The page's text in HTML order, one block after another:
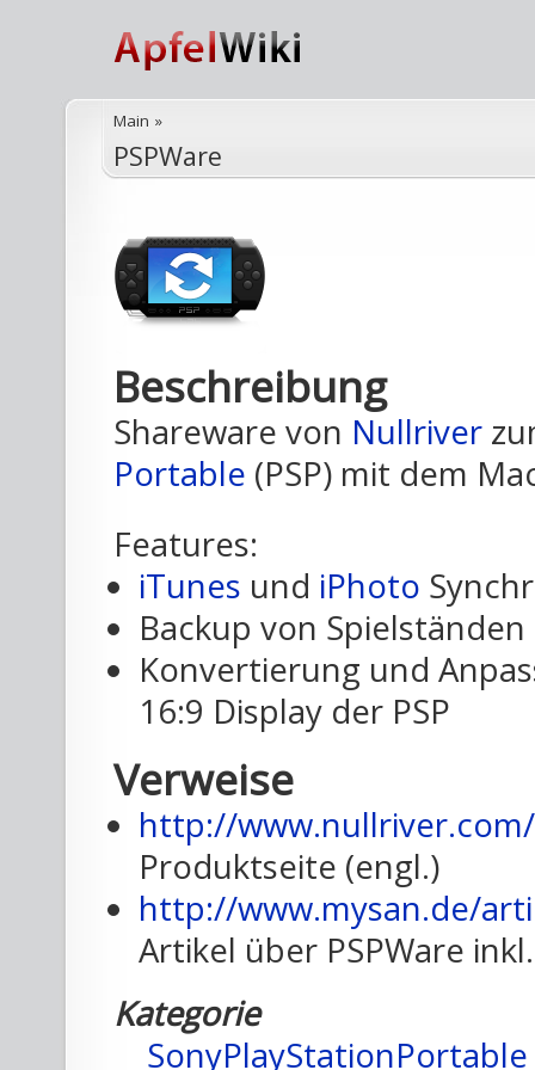
Main »
PSPWare
Beschreibung
Shareware von Nullriver
Portable (PSP) mit dem
Features:
iTunes und iPhoto
Backup von Spielständen
Konvertierung und
16:9 Display der PSP
Verweise
http://
Produktseite (engl.)
http://www.mysan.de/
Artikel über PSPWare
Kategorie
SonyPlayStationPortable